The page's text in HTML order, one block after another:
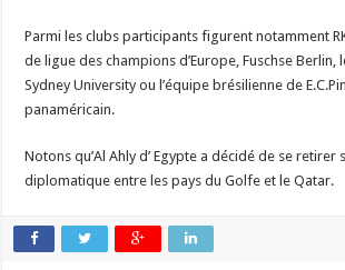
Parmi les clubs participants figurent notamment
de ligue des champions d’Europe, Fuschse
Sydney University ou l’équipe brésilienne de
panaméricain.
Notons qu’Al Ahly d’ Egypte a décidé de se retirer
diplomatique entre les pays du Golfe et le Qatar.